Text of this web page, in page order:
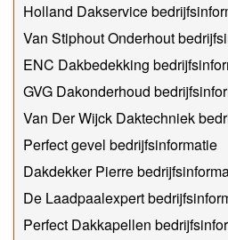
Holland Dakservice
Van Stiphout Onderhout
ENC Dakbedekking
GVG Dakonderhoud
Van Der Wijck Daktechniek
Perfect gevel bedrijfsinformatie
Dakdekker Pierre
De Laadpaalexpert
Perfect Dakkapellen